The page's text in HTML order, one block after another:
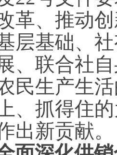
革、推动
层基础、
、联合社
民生产生
、抓得住
出新贡献。